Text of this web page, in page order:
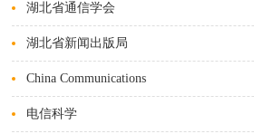
湖北省通信学会
湖北省新闻出版局
China Communications
电信科学